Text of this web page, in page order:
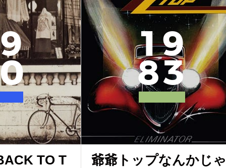
9
TO T
19
83
爺爺トップなんかじゃ